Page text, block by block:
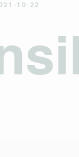
10-22